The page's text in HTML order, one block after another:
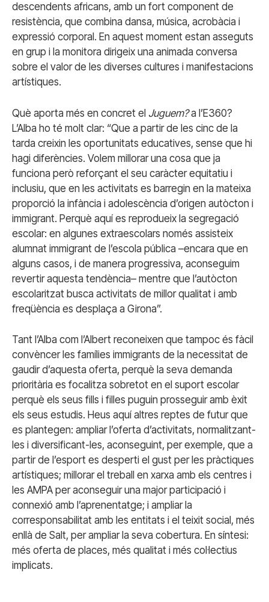
descendents africans, amb un fort component de
resistència, que combina dansa, música, acrobàcia i
expressió corporal. En aquest moment estan asseguts
en grup i la monitora dirigeix una animada conversa
sobre el valor de les diverses cultures i manifestacions
artístiques.
Què aporta més en concret el Juguem?a l’E360?
L’Alba ho té molt clar: “Que a partir de les cinc de la
tarda creixin les oportunitats educatives, sense que hi
hagi diferències. Volem millorar una cosa que ja
funciona però reforçant el seu caràcter equitatiu i
inclusiu, que en les activitats es barregin en la mateixa
proporció la infància i adolescència d’origen autòcton i
immigrant. Perquè aquí es reprodueix la segregació
escolar: en algunes extraescolars només assisteix
alumnat immigrant de l’escola pública –encara que en
alguns casos, i de manera progressiva, aconseguim
revertir aquesta tendència– mentre que l’autòcton
escolaritzat busca activitats de millor qualitat i amb
freqüència es desplaça a Girona”.
Tant l’Alba com l’Albert reconeixen que tampoc és fàcil
convèncer les famílies immigrants de la necessitat de
gaudir d’aquesta oferta, perquè la seva demanda
prioritària es focalitza sobretot en el suport escolar
perquè els seus fills i filles puguin prosseguir amb èxit
els seus estudis. Heus aquí altres reptes de futur que
es plantegen: ampliar l’oferta d’activitats, normalitzant-
les i diversificant-les, aconseguint, per exemple, que a
partir de l’esport es desperti el gust per les pràctiques
artístiques; millorar el treball en xarxa amb els centres i
les AMPA per aconseguir una major participació i
connexió amb l’aprenentatge; i ampliar la
corresponsabilitat amb les entitats i el teixit social, més
enllà de Salt, per ampliar la seva cobertura. En síntesi:
més oferta de places, més qualitat i més col·lectius
implicats.